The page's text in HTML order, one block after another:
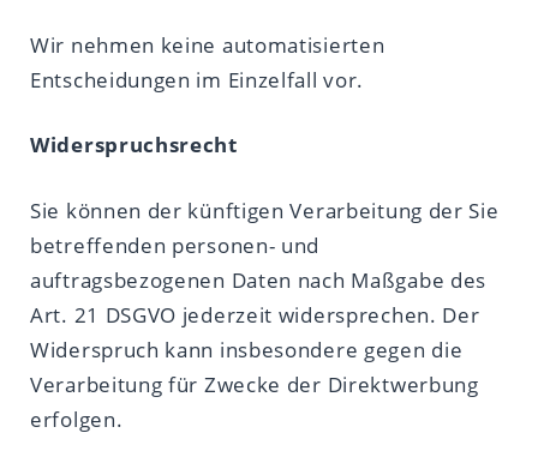
Wir nehmen keine automatisierten
Entscheidungen im Einzelfall vor.
Widerspruchsrecht
Sie können der künftigen Verarbeitung der Sie
betreffenden personen- und
auftragsbezogenen Daten nach Maßgabe des
Art. 21 DSGVO jederzeit widersprechen. Der
Widerspruch kann insbesondere gegen die
Verarbeitung für Zwecke der Direktwerbung
erfolgen.